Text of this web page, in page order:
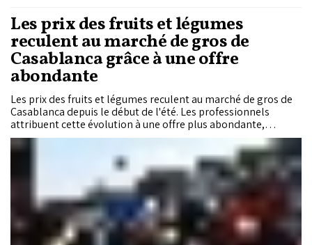
Les prix des fruits et légumes
reculent au marché de gros de
Casablanca grâce à une offre
abondante
Les prix des fruits et légumes reculent au marché de gros de
Casablanca depuis le début de l'été. Les professionnels
attribuent cette évolution à une offre plus abondante,
favorisée par les bonnes précipitations, et déplorent que
cette baisse ne soit pas toujours répercutée au niveau du